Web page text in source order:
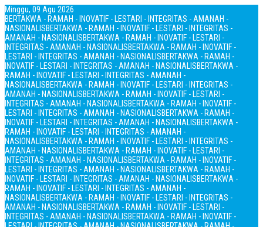
Minggu, 09 Agu 2026
BERTAKWA - RAMAH - INOVATIF - LESTARI - INTEGRITAS - AMANAH -
NASIONALISBERTAKWA - RAMAH - INOVATIF - LESTARI - INTEGRITAS -
AMANAH - NASIONALISBERTAKWA - RAMAH - INOVATIF - LESTARI -
INTEGRITAS - AMANAH - NASIONALISBERTAKWA - RAMAH - INOVATIF -
LESTARI - INTEGRITAS - AMANAH - NASIONALISBERTAKWA - RAMAH -
INOVATIF - LESTARI - INTEGRITAS - AMANAH - NASIONALISBERTAKWA -
RAMAH - INOVATIF - LESTARI - INTEGRITAS - AMANAH -
NASIONALISBERTAKWA - RAMAH - INOVATIF - LESTARI - INTEGRITAS -
AMANAH - NASIONALISBERTAKWA - RAMAH - INOVATIF - LESTARI -
INTEGRITAS - AMANAH - NASIONALISBERTAKWA - RAMAH - INOVATIF -
LESTARI - INTEGRITAS - AMANAH - NASIONALISBERTAKWA - RAMAH -
INOVATIF - LESTARI - INTEGRITAS - AMANAH - NASIONALISBERTAKWA -
RAMAH - INOVATIF - LESTARI - INTEGRITAS - AMANAH -
NASIONALISBERTAKWA - RAMAH - INOVATIF - LESTARI - INTEGRITAS -
AMANAH - NASIONALISBERTAKWA - RAMAH - INOVATIF - LESTARI -
INTEGRITAS - AMANAH - NASIONALISBERTAKWA - RAMAH - INOVATIF -
LESTARI - INTEGRITAS - AMANAH - NASIONALISBERTAKWA - RAMAH -
INOVATIF - LESTARI - INTEGRITAS - AMANAH - NASIONALISBERTAKWA -
RAMAH - INOVATIF - LESTARI - INTEGRITAS - AMANAH -
NASIONALISBERTAKWA - RAMAH - INOVATIF - LESTARI - INTEGRITAS -
AMANAH - NASIONALISBERTAKWA - RAMAH - INOVATIF - LESTARI -
INTEGRITAS - AMANAH - NASIONALISBERTAKWA - RAMAH - INOVATIF -